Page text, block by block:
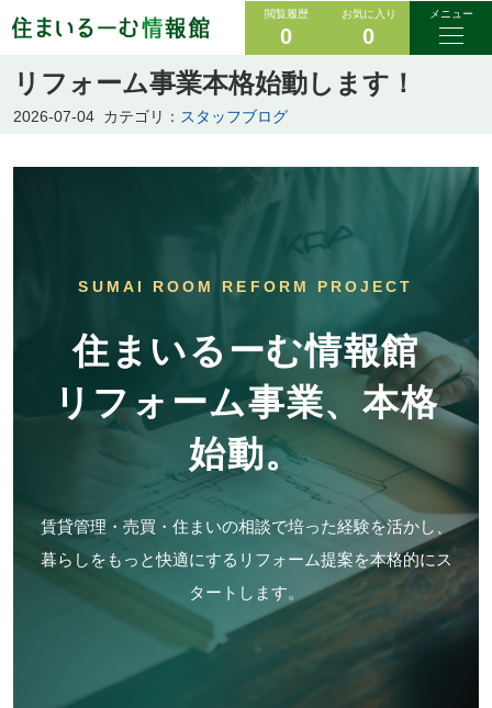
閲覧履歴
0
お気に入り
0
メニュー
リフォーム事業本格始動します！
2026-07-04 カテゴリ： スタッフブログ
SUMAI ROOM REFORM PROJECT
住まいるーむ情報館
リフォーム事業、本格
始動。
賃貸管理・売買・住まいの相談で培った経験を活かし、
暮らしをもっと快適にするリフォーム提案を本格的にス
タートします。